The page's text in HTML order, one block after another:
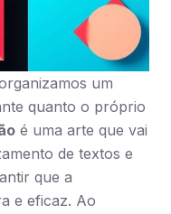
um
quanto o próprio
é uma arte que vai
de textos e
que a
e eficaz. Ao